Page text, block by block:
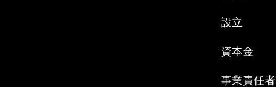
設立
資本金
事業責任者